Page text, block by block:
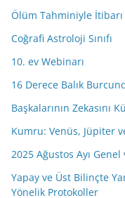
n
i
Ölüm Tahminiyle İtibarı
Coğrafi Astroloji Sınıfı
10. ev Webinarı
16 Derece Balık
Başkalarının Zekasını
Kumru: Venüs, Jüpiter
2025 Ağustos Ayı
Yapay ve Üst Bilinçte
Yönelik Protokoller